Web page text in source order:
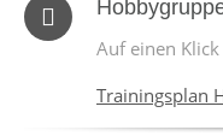
Auf einen Klick
Trainingsplan